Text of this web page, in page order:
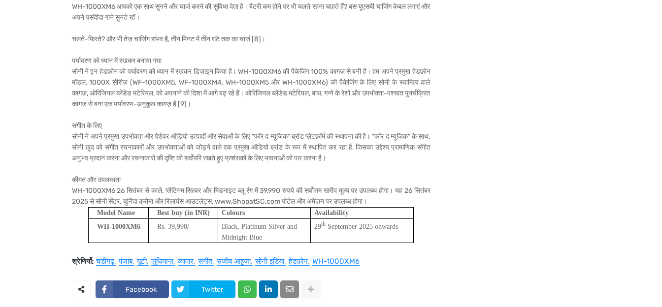
WH-1000XM6 आपको एक साथ सुनने और चार्ज करने की सुविधा देता है। बैटरी कम होने पर भी चलते रहना चाहते हैं? बस यूएसबी चार्जिंग केबल लगाएं और
अपने पसंदीदा गाने सुनते रहें।
चलते-फिरते? और भी तेज़ चार्जिंग संभव है, तीन मिनट में तीन घंटे तक का चार्ज [8]।
पर्यावरण को ध्यान में रखकर बनाया गया
सोनी ने इन हेडफ़ोन को पर्यावरण को ध्यान में रखकर डिज़ाइन किया है। WH-1000XM6 की पैकेजिंग 100% कागज़ से बनी है। हम अपने प्रमुख हेडफ़ोन
मॉडल, 1000X सीरीज़ (WF-1000XM5, WF-1000XM4, WH-1000XM5 और WH-1000XM6) की पैकेजिंग के लिए सोनी के स्वामित्व वाले
कागज़, ओरिजिनल ब्लेंडेड मटेरियल, को अपनाने की दिशा में आगे बढ़ रहे हैं। ओरिजिनल ब्लेंडेड मटेरियल, बांस, गन्ने के रेशों और उपभोक्ता-पश्चात पुनर्चक्रित
कागज़ से बना एक पर्यावरण-अनुकूल कागज़ है [9]।
संगीत के लिए
सोनी ने अपने प्रमुख उपभोक्ता और पेशेवर ऑडियो उत्पादों और सेवाओं के लिए "फॉर द म्यूज़िक" ब्रांड प्लेटफ़ॉर्म की स्थापना की है। "फॉर द म्यूज़िक" के साथ,
सोनी खुद को संगीत रचनाकारों और उपभोक्ताओं को जोड़ने वाले एक प्रमुख ऑडियो ब्रांड के रूप में स्थापित कर रहा है, जिसका उद्देश्य प्रामाणिक संगीत
अनुभव प्रदान करना और रचनाकारों की दृष्टि को सर्वोपरि रखते हुए प्रशंसकों के लिए भावनाओं को पार करना है।
कीमत और उपलब्धता
WH-1000XM6 26 सितंबर से काले, प्लैटिनम सिल्वर और मिडनाइट ब्लू रंग में 39,990 रुपये की सर्वोत्तम खरीद मूल्य पर उपलब्ध होगा। यह 26 सितंबर
2025 से सोनी सेंटर, चुनिंदा क्रोमा और रिलायंस आउटलेट्स, www.ShopatSC.com पोर्टल और अमेज़न पर उपलब्ध होगा।
Model Name Best buy (in INR) Colours
Availability
WH-1000XM6
Rs. 39,990/-
Black, Platinum Silver and
Midnight Blue
29th September 2025 onwards
श्रेणियाँ: चंडीगढ़ पंजाब यूटी लुधियाना व्यापार संगीत संजीव आहूजा सोनी इंडिया हेडफ़ोन WH-1000XM6
Facebook Twitter